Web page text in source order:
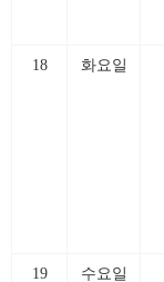
18 화요일
19 수요일